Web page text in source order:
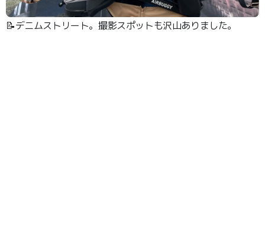
📝デニムストリート。撮影スポットも沢山ありました。